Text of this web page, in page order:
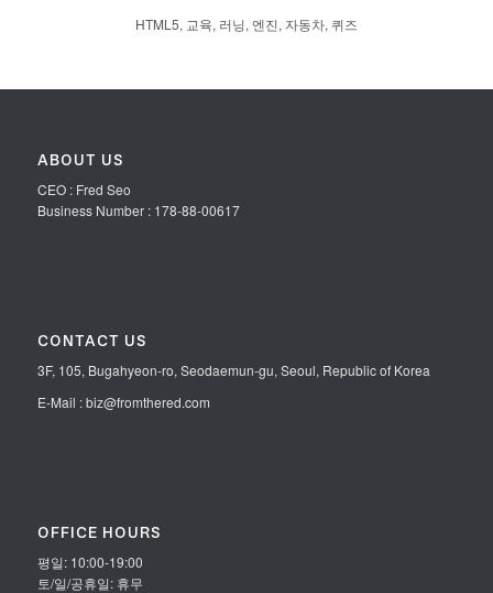
HTML5, 교육, 러닝, 엔진, 자동차, 퀴즈
ABOUT US
CEO : Fred Seo
Business Number : 178-88-00617
CONTACT US
3F, 105, Bugahyeon-ro, Seodaemun-gu, Seoul, Republic of Korea
E-Mail : biz@fromthered.com
OFFICE HOURS
평일: 10:00-19:00
토/일/공휴일: 휴무